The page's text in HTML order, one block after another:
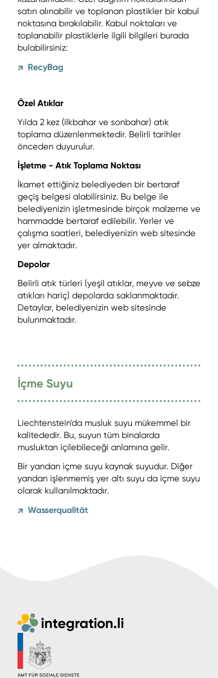
satın alınabilir ve toplanan plastikler bir kabul
noktasına bırakılabilir. Kabul noktaları ve
toplanabilir plastiklerle ilgili bilgileri burada
bulabilirsiniz:
↗ RecyBag
Özel Atıklar
Yılda 2 kez (ilkbahar ve sonbahar) atık
toplama düzenlenmektedir. Belirli tarihler
önceden duyurulur.
İşletme - Atık Toplama Noktası
İkamet ettiğiniz belediyeden bir bertaraf
geçiş belgesi alabilirsiniz. Bu belge ile
belediyenizin işletmesinde birçok malzeme ve
hammadde bertaraf edilebilir. Yerler ve
çalışma saatleri, belediyenizin web sitesinde
yer almaktadır.
Depolar
Belirli atık türleri (yeşil atıklar, meyve ve sebze
atıkları hariç) depolarda saklanmaktadır.
Detaylar, belediyenizin web sitesinde
bulunmaktadır.
İçme Suyu
Liechtenstein'da musluk suyu mükemmel bir
kalitededir. Bu, suyun tüm binalarda
musluktan içilebileceği anlamına gelir.
Bir yandan içme suyu kaynak suyudur. Diğer
yandan işlenmemiş yer altı suyu da içme suyu
olarak kullanılmaktadır.
↗ Wasserqualität